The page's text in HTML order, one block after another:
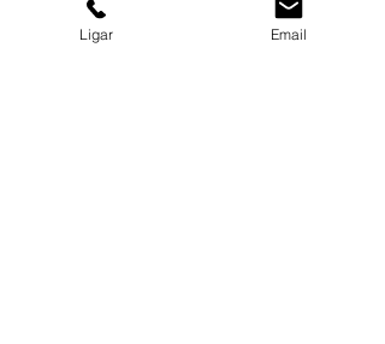
https://www.guantescriogenicos.co
Ligar Email